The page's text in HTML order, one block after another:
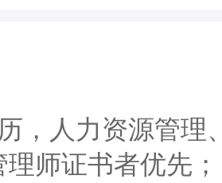
，人力资源管理
师证书者优先；